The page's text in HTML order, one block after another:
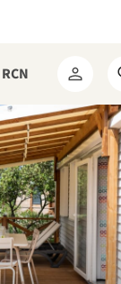
Mijn
RCN